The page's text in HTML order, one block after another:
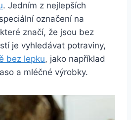
. Jedním z nejlepších
označení na
značí, že jsou bez
je vyhledávat potraviny,
bez lepku, jako například
a mléčné výrobky.